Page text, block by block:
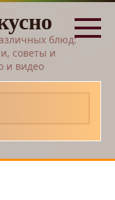
блюд:
советы и
и видео